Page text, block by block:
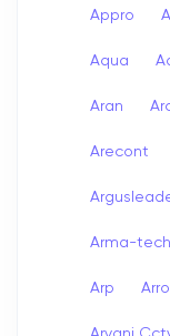
Appro
Aqua
Aran
Arecont
Arma-tech
Arp